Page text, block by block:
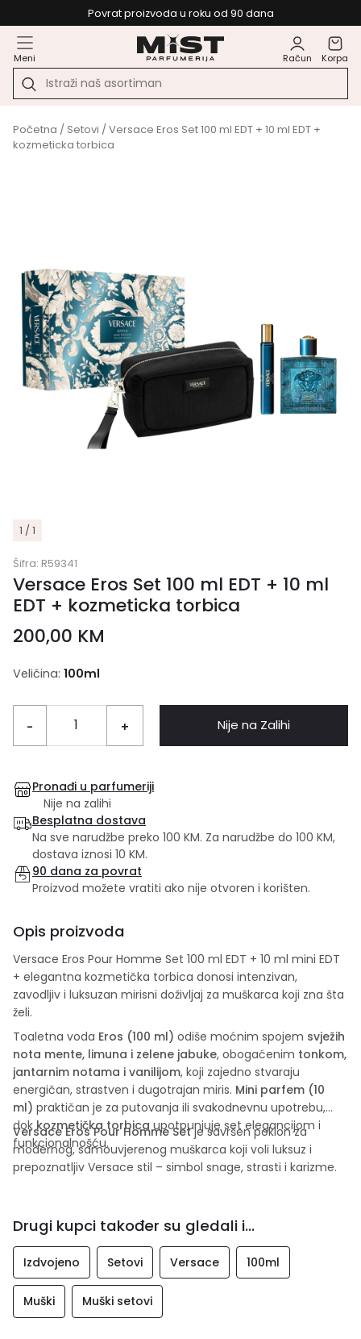
Povrat proizvoda u roku od 90 dana
Meni Račun Korpa
Početna / Setovi / Versace Eros Set 100 ml EDT + 10 ml EDT +
kozmeticka torbica
1 / 1
Šifra: R59341
Versace Eros Set 100 ml EDT + 10 ml
EDT + kozmeticka torbica
200,00 KM
Veličina: 100ml
- + Nije na Zalihi
Pronađi u parfumeriji
Nije na zalihi
Besplatna dostava
Na sve narudžbe preko 100 KM. Za narudžbe do 100 KM,
dostava iznosi 10 KM.
90 dana za povrat
Proizvod možete vratiti ako nije otvoren i korišten.
Opis proizvoda
Versace Eros Pour Homme Set 100 ml EDT + 10 ml mini EDT
+ elegantna kozmetička torbica donosi intenzivan,
zavodljiv i luksuzan mirisni doživljaj za muškarca koji zna šta
želi.
Toaletna voda Eros (100 ml) odiše moćnim spojem svježih
nota mente, limuna i zelene jabuke, obogaćenim tonkom,
jantarnim notama i vanilijom, koji zajedno stvaraju
energičan, strastven i dugotrajan miris. Mini parfem (10
ml) praktičan je za putovanja ili svakodnevnu upotrebu,
dok kozmetička torbica upotpunjuje set elegancijom i
funkcionalnošću.
Versace Eros Pour Homme Setje savršen poklon za
modernog, samouvjerenog muškarca koji voli luksuz i
prepoznatljiv Versace stil – simbol snage, strasti i karizme.
Drugi kupci također su gledali i...
Izdvojeno Setovi Versace 100ml
Muški Muški setovi